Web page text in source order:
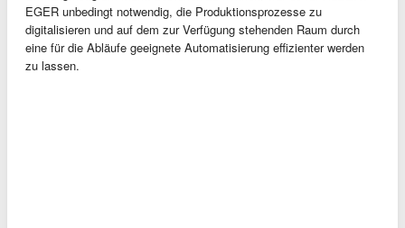
EGER unbedingt notwendig, die Produktionsprozesse zu
digitalisieren und auf dem zur Verfügung stehenden Raum durch
eine für die Abläufe geeignete Automatisierung effizienter werden
zu lassen.